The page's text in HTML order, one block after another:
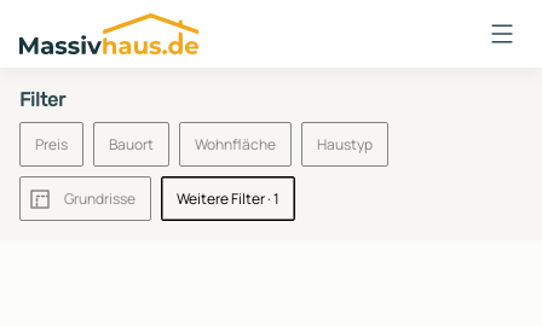
Massivhaus
Logo
Anmelden
Filter
Preis Bauort Wohnfläche Haustyp
Grundrisse Weitere Filter· 1